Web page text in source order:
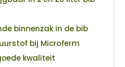
binnenzak in de bib
bij Microferm
kwaliteit